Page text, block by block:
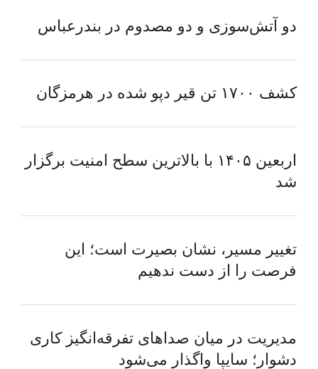
دو آتش‌سوزی و دو مصدوم در بندرعباس
کشف ۱۷۰۰ تن قیر دپو شده در هرمزگان
اربعین ۱۴۰۵ با بالاترین سطح امنیت برگزار
شد
تغییر مسیر، نشان بصیرت است؛ این
فرصت را از دست ندهیم
مدیریت در میان صداهای تفرقه‌انگیز کاری
دشوار؛ سایپا واگذار می‌شود